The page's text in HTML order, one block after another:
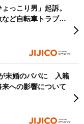
っこり男」起訴。
ど自転車トラブル
未婚のパパに 入籍
への影響について